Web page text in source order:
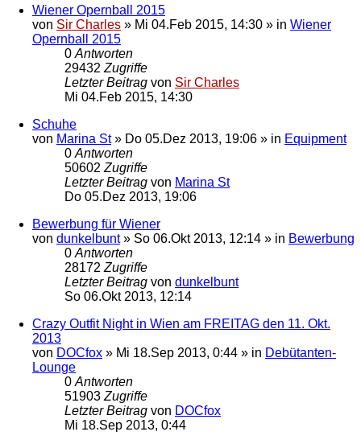
Wiener Opernball 2015
von Sir Charles » Mi 04.Feb 2015, 14:30 » in Wiener
Opernball 2015
0 Antworten
29432 Zugriffe
Letzter Beitrag von Sir Charles
Mi 04.Feb 2015, 14:30
Schuhe
von Marina St» Do 05.Dez 2013, 19:06 » in Equipment
0 Antworten
50602 Zugriffe
Letzter Beitrag von Marina St
Do 05.Dez 2013, 19:06
Bewerbung für Wiener
von dunkelbunt» So 06.Okt 2013, 12:14 » in Bewerbung
0 Antworten
28172 Zugriffe
Letzter Beitrag von dunkelbunt
So 06.Okt 2013, 12:14
Crazy Outfit Night in Wien am FREITAG den 11. Okt.
2013
von DOCfox » Mi 18.Sep 2013, 0:44 » in Debütanten-
Lounge
0 Antworten
51903 Zugriffe
Letzter Beitrag von DOCfox
Mi 18.Sep 2013, 0:44